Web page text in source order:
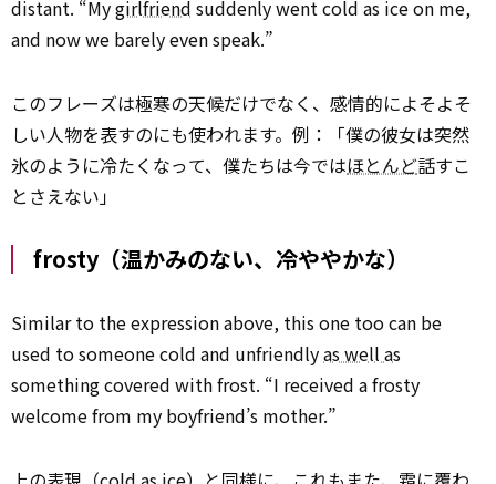
distant. “Mygirlfriend suddenly went cold as ice on me,
and now we barely even speak.”
このフレーズは極寒の天候だけでなく、感情的によそよそ
しい人物を表すのにも使われます。例：「僕の彼女は突然
氷のように冷たくなって、僕たちは今ではほとんど話すこ
とさえない」
frosty（温かみのない、冷ややかな）
Similar to the expression above, this one too can be
used to someone cold and unfriendlyas well as
something covered with frost. “I received a frosty
welcome from my boyfriend’s mother.”